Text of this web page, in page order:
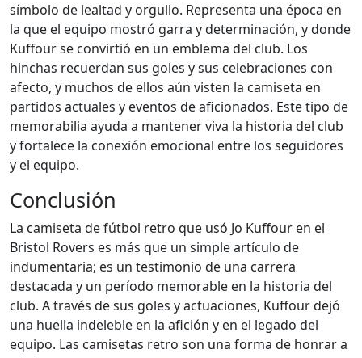
símbolo de lealtad y orgullo. Representa una época en
la que el equipo mostró garra y determinación, y donde
Kuffour se convirtió en un emblema del club. Los
hinchas recuerdan sus goles y sus celebraciones con
afecto, y muchos de ellos aún visten la camiseta en
partidos actuales y eventos de aficionados. Este tipo de
memorabilia ayuda a mantener viva la historia del club
y fortalece la conexión emocional entre los seguidores
y el equipo.
Conclusión
La camiseta de fútbol retro que usó Jo Kuffour en el
Bristol Rovers es más que un simple artículo de
indumentaria; es un testimonio de una carrera
destacada y un período memorable en la historia del
club. A través de sus goles y actuaciones, Kuffour dejó
una huella indeleble en la afición y en el legado del
equipo. Las camisetas retro son una forma de honrar a